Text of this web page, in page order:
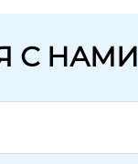
С НАМИ